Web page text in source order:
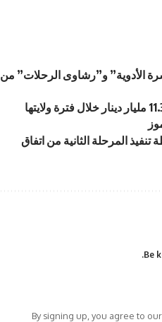
الأدوية” و”رشاوى الرحلات” من
المرحلة الثانية من اتفاق
Be
By signing up, you agree to our